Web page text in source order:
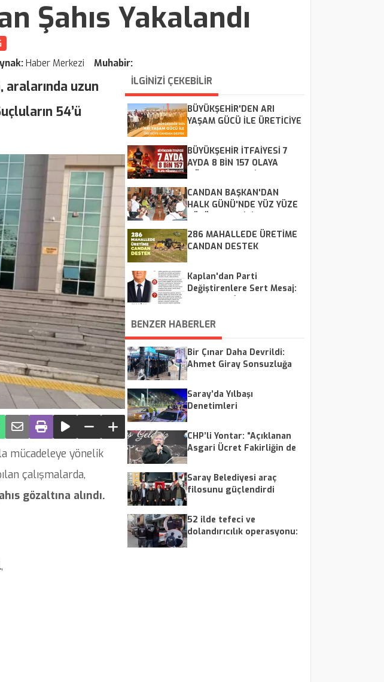
Şahıs Yakalandı
Haber Merkezi Muhabir:
uzun
54’ü
mücadeleye yönelik
çalışmalarda,
gözaltına alındı.
,
İLGİNİZİ ÇEKEBİLİR
BÜYÜKŞEHİR'DEN ARI
YAŞAM GÜCÜ İLE ÜRETİCİYE
BÜYÜKŞEHİR İTFAİYESİ 7
AYDA 8 BİN 157 OLAYA
CANDAN BAŞKAN'DAN
HALK GÜNÜ'NDE YÜZ YÜZE
286 MAHALLEDE ÜRETİME
CANDAN DESTEK
Kaplan'dan Parti
Değiştirenlere Sert Mesaj:
BENZER HABERLER
Bir Çınar Daha Devrildi:
Ahmet Giray Sonsuzluğa
Saray’da Yılbaşı
Denetimleri
CHP’li Yontar: “Açıklanan
Asgari Ücret Fakirliğin de
Saray Belediyesi araç
filosunu güçlendirdi
52 ilde tefeci ve
dolandırıcılık operasyonu: